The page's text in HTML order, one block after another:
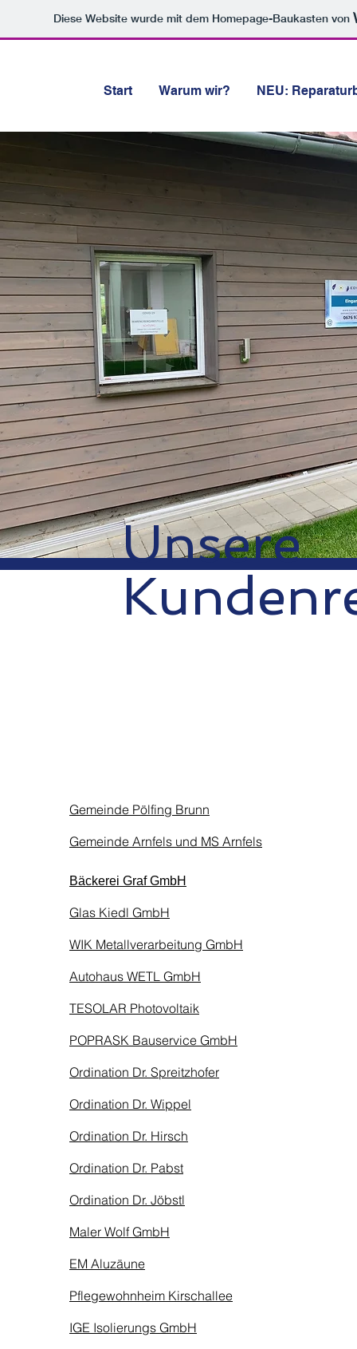
Diese Website wurde mit dem Homepage-Baukasten von
Start Warum wir? NEU:
Unsere
Gemeinde Pölfing Brunn
Gemeinde Arnfels und MS Arnfels
Bäckerei Graf GmbH
Glas Kiedl GmbH
WIK Metallverarbeitung GmbH
Autohaus WETL GmbH
TESOLAR Photovoltaik
POPRASK Bauservice GmbH
Ordination Dr. Spreitzhofer
Ordination Dr. Wippel
Ordination Dr. Hirsch
Ordination Dr. Pabst
Ordination Dr. Jöbstl
Maler Wolf GmbH
EM Aluzäune
Pflegewohnheim Kirschallee
IGE Isolierungs GmbH